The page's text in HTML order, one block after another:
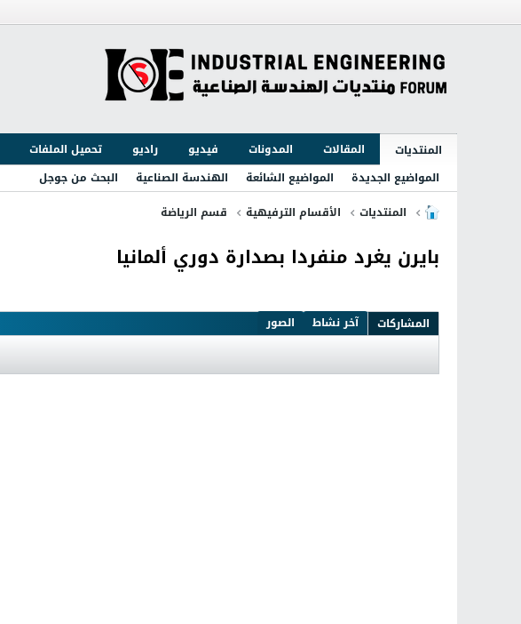
المنتديات المقالات المدونات فيديو راديو تحميل الملفات
المواضيع الجديدة
المواضيع الشائعة الهندسة الصناعية
البحث من جوجل
المنتديات
الأقسام الترفيهية قسم الرياضة
بايرن يغرد منفردا بصدارة دوري ألمانيا
المشاركات آخر نشاط الصور